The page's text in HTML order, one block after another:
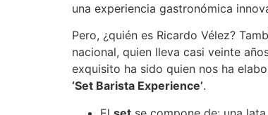
una experiencia gastronómica
Pero, ¿quién es Ricardo Vélez?
nacional, quien lleva casi veinte
exquisito ha sido quien nos ha
‘Set Barista Experience’.